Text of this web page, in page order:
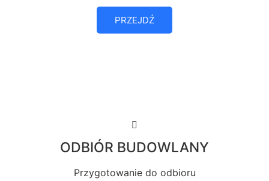
PRZEJDŹ
ODBIÓR BUDOWLANY
Przygotowanie do odbioru